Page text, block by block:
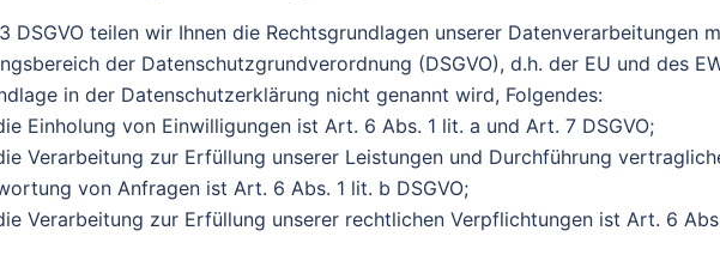
DSGVO teilen wir Ihnen die Rechtsgrundlagen unserer Datenverarbeitungen
der Datenschutzgrundverordnung (DSGVO), d.h. der EU und des
in der Datenschutzerklärung nicht genannt wird, Folgendes:
Einholung von Einwilligungen ist Art. 6 Abs. 1 lit. a und Art. 7 DSGVO;
Verarbeitung zur Erfüllung unserer Leistungen und Durchführung
von Anfragen ist Art. 6 Abs. 1 lit. b DSGVO;
Verarbeitung zur Erfüllung unserer rechtlichen Verpflichtungen ist Art. 6